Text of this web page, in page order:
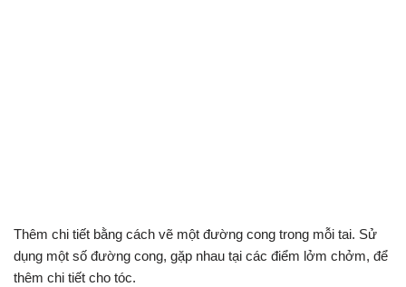
Thêm chi tiết bằng cách vẽ một đường cong trong mỗi tai. Sử
dụng một số đường cong, gặp nhau tại các điểm lởm chởm, để
thêm chi tiết cho tóc.